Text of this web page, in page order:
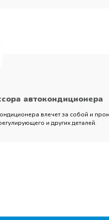
автокондиционера
влечет за собой и
и других деталей.